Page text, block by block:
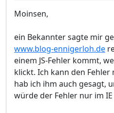
Moinsen,
ein Bekannter sagte mir
www.blog-ennigerloh.de
einem JS-Fehler kommt,
klickt. Ich kann den Fehler
hab ich ihm auch gesagt,
würde der Fehler nur im